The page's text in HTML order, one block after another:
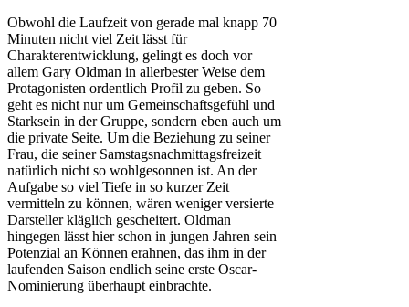
Obwohl die Laufzeit von gerade mal knapp 70
Minuten nicht viel Zeit lässt für
Charakterentwicklung, gelingt es doch vor
allem Gary Oldman in allerbester Weise dem
Protagonisten ordentlich Profil zu geben. So
geht es nicht nur um Gemeinschaftsgefühl und
Starksein in der Gruppe, sondern eben auch um
die private Seite. Um die Beziehung zu seiner
Frau, die seiner Samstagsnachmittagsfreizeit
natürlich nicht so wohlgesonnen ist. An der
Aufgabe so viel Tiefe in so kurzer Zeit
vermitteln zu können, wären weniger versierte
Darsteller kläglich gescheitert. Oldman
hingegen lässt hier schon in jungen Jahren sein
Potenzial an Können erahnen, das ihm in der
laufenden Saison endlich seine erste Oscar-
Nominierung überhaupt einbrachte.